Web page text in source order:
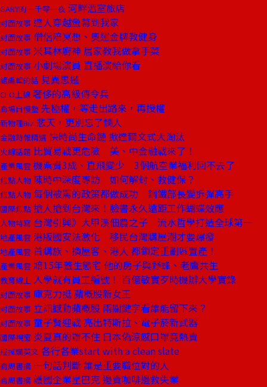
GARY的一千零一夜 河畔溫室旅店
封面故事 達人穿越螢幕到我家
封面故事 僧侶陪冥想、奧運金牌教健身
封面故事 米其林廚神 居家教我做拿手菜
封面故事 小劇場演員 直播演給你看
總編輯的話 見異思遷
CEO上線 奢侈的高級傳令兵
商場自慢塾 先極權，等走出路來，再授權
新物種Biz 悲天，更別忘了憫人
金融時報精選 快時尚生命鏈 掀達爾文式大淘汰
火線話題 比貿易戰更危險 美、中金融戰來了！
產業風雲 機票貴3成、直飛變少 3個航空業福利回不去了
焦點人物 陳時中深度專訪 如何解封、救健保？
焦點人物 每個被罵的政策都做成功 鋼鐵部長變拆彈高手
國際焦點 搶人搶到台灣來！臉書永久遠距工作蝴蝶效應
人物特寫 台灣引興》大甲溪佃農之子 流水哲學打造全球第一
地產風雲 港版國安法激化 移民台灣購屋潮才要爆發
地產風雲 首購族、換屋客、港人 都鎖定重劃區置產！
產業風雲 賠15年蓋生態宅 他的房子與野蜂、老鷹共生
教育線上 入學就有員工編號！ 百億敏實歹時機辦大學實錄
封面故事 庫克力挺 蘋概股新女王
封面故事 立訊撼動蘋概股 兩關鍵字看誰能留下來？
封面故事 童子賢迎戰 亮出特斯拉、電子菸新武器
國際視窗 炎夏真的罩不住 日本偽涼感口罩竟熱賣
戒掉爛英文 各行各業start with a clean slate
商周書摘 一句話判斷 誰是重要職位對的人
商周書摘 護國企業星巴克 邊賣咖啡邊救失業